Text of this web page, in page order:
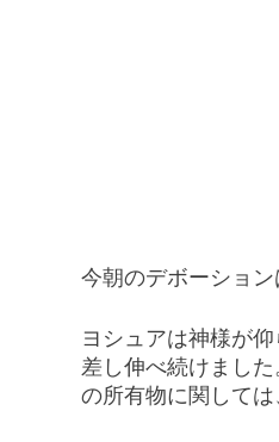
今朝のデボーショ
ヨシュアは神様が
差し伸べ続けまし
の所有物に関して